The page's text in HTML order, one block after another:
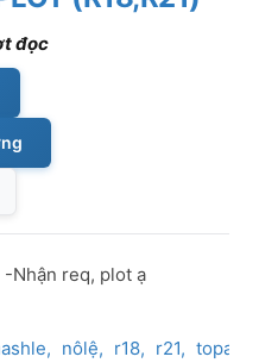
đọc
-Nhận req, plot ạ
nôlệ r18 r21 topalpha